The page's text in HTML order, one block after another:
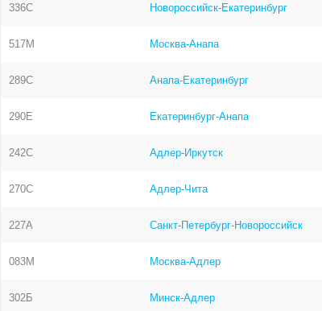
336С Новороссийск-Екатеринбург
517М Москва-Анапа
289С Анапа-Екатеринбург
290Е Екатеринбург-Анапа
242С Адлер-Иркутск
270С Адлер-Чита
227А Санкт-Петербург-Новороссийск
083М Москва-Адлер
302Б Минск-Адлер